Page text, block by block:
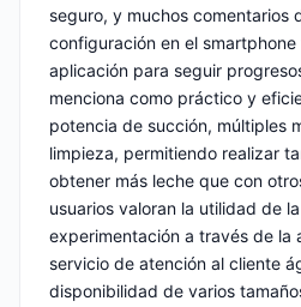
seguro, y muchos comentarios
configuración en el
aplicación para seguir
menciona como práctico y
potencia de succión, múltiples
limpieza, permitiendo realizar
obtener más leche que con
usuarios valoran la utilidad de
experimentación a través de la
servicio de atención al cliente
disponibilidad de varios